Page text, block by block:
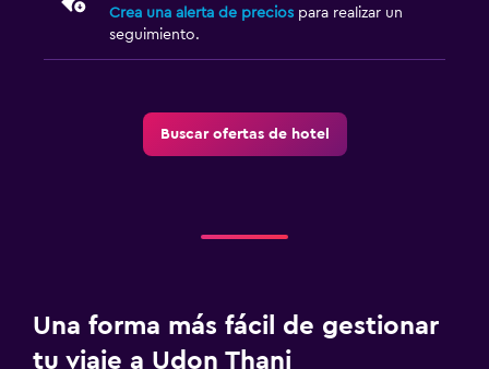
Crea una alerta de precios para realizar un
seguimiento.
Buscar ofertas de hotel
Una forma más fácil de gestionar
tu viaje a Udon Thani